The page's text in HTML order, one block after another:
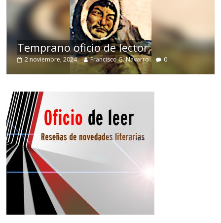
Temprano oficio de lector
2 noviembre, 2024 Francisco G. Navarro 0